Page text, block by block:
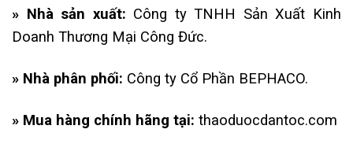
» Nhà sản xuất: Công ty TNHH Sản Xuất Kinh
Doanh Thương Mại Công Đức.
» Nhà phân phối: Công ty Cổ Phần BEPHACO.
» Mua hàng chính hãng tại: thaoduocdantoc.com